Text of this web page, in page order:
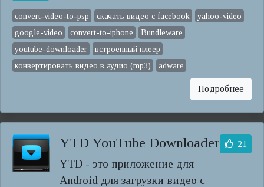
convert-video-to-psp скачать видео с facebook
yahoo-video
google-video
convert-to-iphone
Bundleware
youtube-downloader
встроенный плеер
конвертировать видео в аудио (mp3)
adware
Подробнее
YTD YouTube Downloader
YTD - это приложение для
Android для загрузки видео с
21